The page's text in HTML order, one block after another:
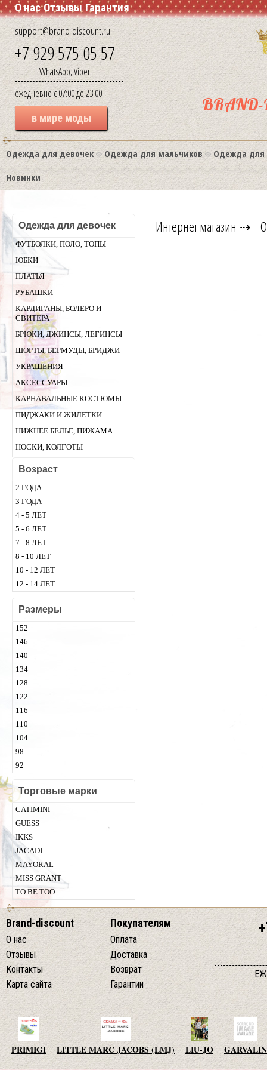
О нас Отзывы Гарантия
support@brand-discount.ru
+7 929 575 05 57
WhatsApp, Viber
ежедневно с 07:00 до 23:00
в мире моды
BRAND-
Одежда для девочек Одежда для мальчиков
Одежда для
Новинки
Одежда для девочек
ФУТБОЛКИ, ПОЛО, ТОПЫ
ЮБКИ
ПЛАТЬЯ
РУБАШКИ
КАРДИГАНЫ, БОЛЕРО И
СВИТЕРА
БРЮКИ, ДЖИНСЫ, ЛЕГИНСЫ
ШОРТЫ, БЕРМУДЫ, БРИДЖИ
УКРАШЕНИЯ
АКСЕССУАРЫ
КАРНАВАЛЬНЫЕ КОСТЮМЫ
ПИДЖАКИ И ЖИЛЕТКИ
НИЖНЕЕ БЕЛЬЕ, ПИЖАМА
НОСКИ, КОЛГОТЫ
Возраст
2 ГОДА
3 ГОДА
4 - 5 ЛЕТ
5 - 6 ЛЕТ
7 - 8 ЛЕТ
8 - 10 ЛЕТ
10 - 12 ЛЕТ
12 - 14 ЛЕТ
Размеры
152
146
140
134
128
122
116
110
104
98
92
Торговые марки
CATIMINI
GUESS
IKKS
JACADI
MAYORAL
MISS GRANT
TO BE TOO
Интернет магазин ⇢
Brand-discount
О нас
Отзывы
Контакты
Карта сайта
Покупателям
Оплата
Доставка
Возврат
Гарантии
PRIMIGI LITTLE MARC JACOBS (LMJ) LIU-JO GARVALIN